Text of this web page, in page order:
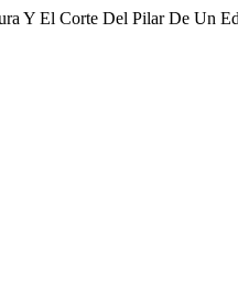
Y El Corte Del Pilar De Un